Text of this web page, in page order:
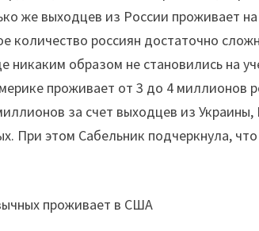
же выходцев из России проживает
количество россиян достаточно
никаким образом не становились на
проживает от 3 до 4 миллионов
за счет выходцев из
При этом Сабельник подчеркнула,
проживает в США